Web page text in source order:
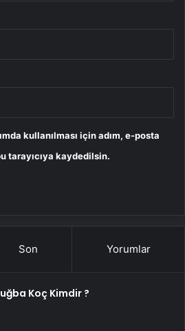
kullanılması için adım, e-posta
tarayıcıya kaydedilsin.
Son Yorumlar
Koç Kimdir ?